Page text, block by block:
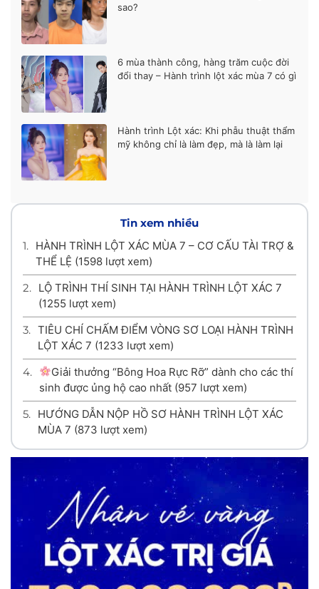
sao?
6 mùa thành công, hàng trăm cuộc đời
đổi thay – Hành trình lột xác mùa 7 có gì
Hành trình Lột xác: Khi phẫu thuật thẩm
mỹ không chỉ là làm đẹp, mà là làm lại
Tin xem nhiều
1. HÀNH TRÌNH LỘT XÁC MÙA 7 – CƠ CẤU TÀI TRỢ &
THỂ LỆ (1598 lượt xem)
2.
LỘ TRÌNH THÍ SINH TẠI HÀNH TRÌNH LỘT XÁC 7
(1255 lượt xem)
3. TIÊU CHÍ CHẤM ĐIỂM VÒNG SƠ LOẠI HÀNH TRÌNH
LỘT XÁC 7 (1233 lượt xem)
4.
Giải thưởng “Bông Hoa Rực Rỡ” dành cho các thí
sinh được ủng hộ cao nhất (957 lượt xem)
5. HƯỚNG DẪN NỘP HỒ SƠ HÀNH TRÌNH LỘT XÁC
MÙA 7 (873 lượt xem)